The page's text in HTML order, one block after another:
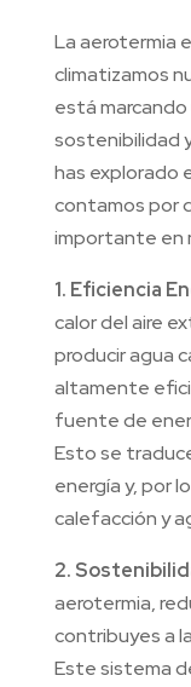
La aerotermia
climatizamos
está
sostenibilidad
has explorado
contamos por
importante en
1. Eficiencia
calor del aire
producir agua
altamente
fuente de
Esto se
energía y, por
calefacción y
2.
aerotermia,
contribuyes a
Este sistema